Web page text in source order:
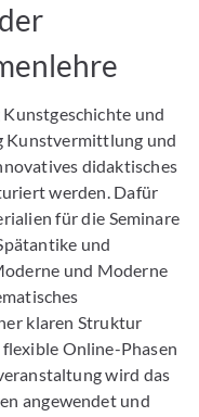
und
Kunstvermittlung und
didaktisches
werden. Dafür
für die Seminare
und
und Moderne
klaren Struktur
Online-Phasen
wird das
angewendet und